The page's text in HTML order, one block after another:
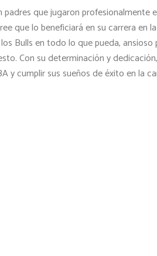
que jugaron profesionalmente
que lo beneficiará en su carrera en
Bulls en todo lo que pueda, ansioso
Con su determinación y dedicación,
y cumplir sus sueños de éxito en la